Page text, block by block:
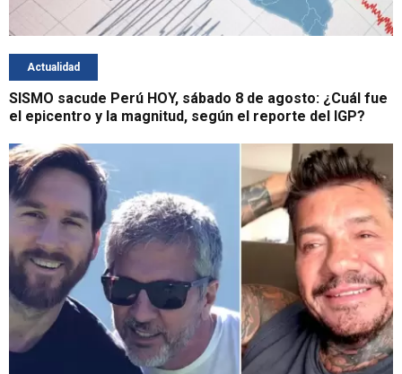
Actualidad
SISMO sacude Perú HOY, sábado 8 de agosto: ¿Cuál fue
el epicentro y la magnitud, según el reporte del IGP?